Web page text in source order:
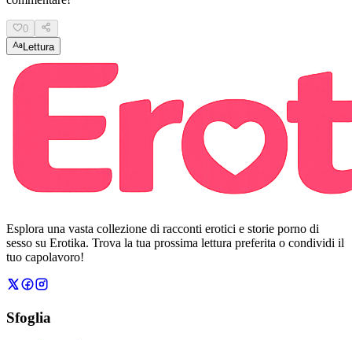
0
Lettura
Esplora una vasta collezione di racconti erotici e storie porno di
sesso su Erotika. Trova la tua prossima lettura preferita o condividi il
tuo capolavoro!
Sfoglia